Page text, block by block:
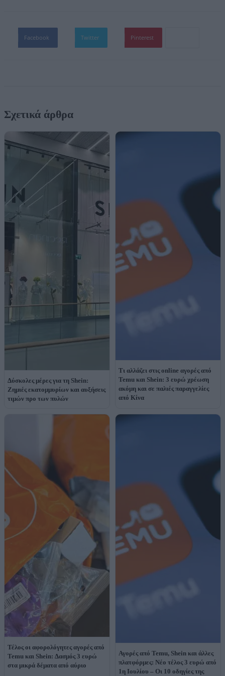
Facebook Twitter Pinterest
Σχετικά άρθρα
Δύσκολες μέρες για τη Shein:
Ζημιές εκατομμυρίων και αυξήσεις
τιμών προ των πυλών
Τι αλλάζει στις online αγορές από
Temu και Shein: 3 ευρώ χρέωση
ακόμη και σε παλιές παραγγελίες
από Κίνα
Τέλος οι αφορολόγητες αγορές από
Temu και Shein: Δασμός 3 ευρώ
στα μικρά δέματα από αύριο
Αγορές από Temu, Shein και άλλες
πλατφόρμες: Νέο τέλος 3 ευρώ από
1η Ιουλίου – Οι 10 οδηγίες της